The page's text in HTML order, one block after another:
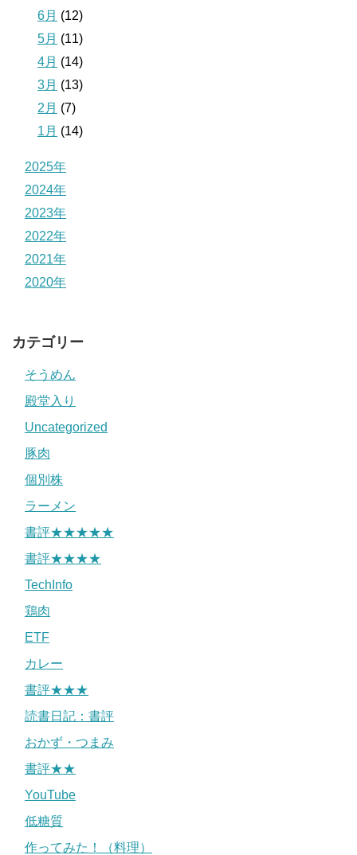
6月 (12)
5月 (11)
4月 (14)
3月 (13)
2月 (7)
1月 (14)
2025年
2024年
2023年
2022年
2021年
2020年
カテゴリー
そうめん
殿堂入り
Uncategorized
豚肉
個別株
ラーメン
書評★★★★★
書評★★★★
TechInfo
鶏肉
ETF
カレー
書評★★★
読書日記：書評
おかず・つまみ
書評★★
YouTube
低糖質
作ってみた！（料理）